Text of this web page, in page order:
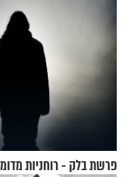
פרשת בלק - רוחניות